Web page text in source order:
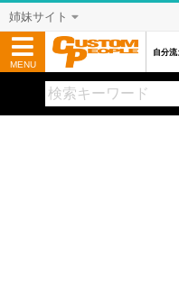
姉妹サイト
MENU
自分